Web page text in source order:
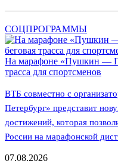
СОЦПРОГРАММЫ
На марафоне «Пушкин —
трасса для спортсменов
ВТБ совместно с
Петербург» представит
достижений, которая
России на марафонской
07.08.2026